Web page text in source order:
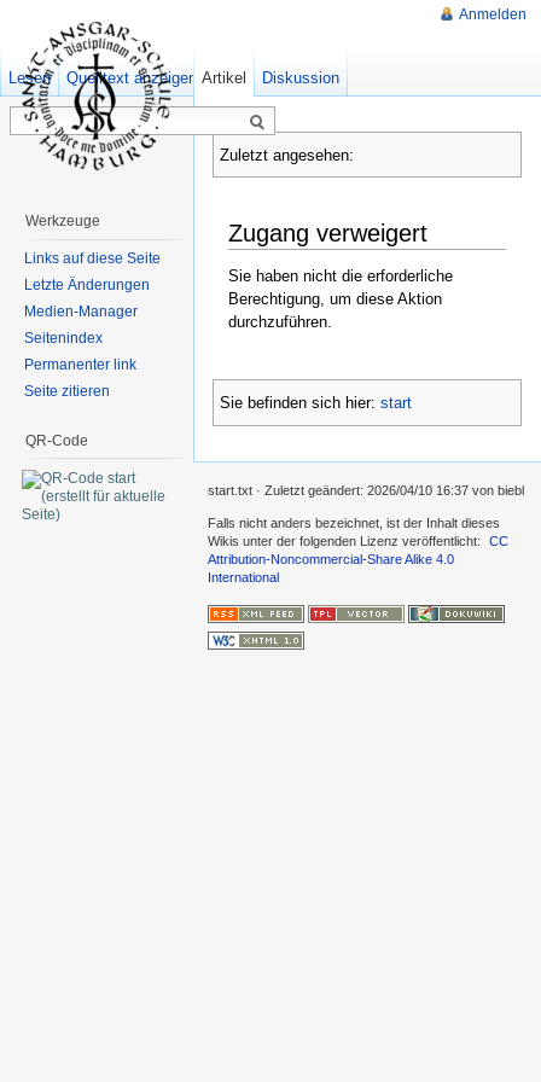
Zuletzt angesehen:
Zugang verweigert
Sie haben nicht die erforderliche
Berechtigung, um diese Aktion
durchzuführen.
Sie befinden sich hier: start
Anmelden
Artikel Diskussion
Lesen Quelltext anzeigen Ältere Versionen
Werkzeuge
Links auf diese Seite
Letzte Änderungen
Medien-Manager
Seitenindex
Permanenter link
Seite zitieren
QR-Code
start.txt · Zuletzt geändert: 2026/04/10 16:37 von biebl
Falls nicht anders bezeichnet, ist der Inhalt dieses
Wikis unter der folgenden Lizenz veröffentlicht:
CC
Attribution-Noncommercial-Share Alike 4.0
International